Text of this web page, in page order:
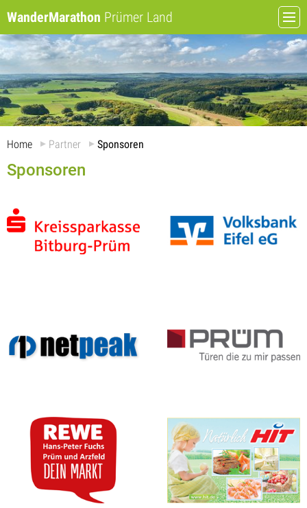
WanderMarathon Prümer Land
Home Partner Sponsoren
Sponsoren